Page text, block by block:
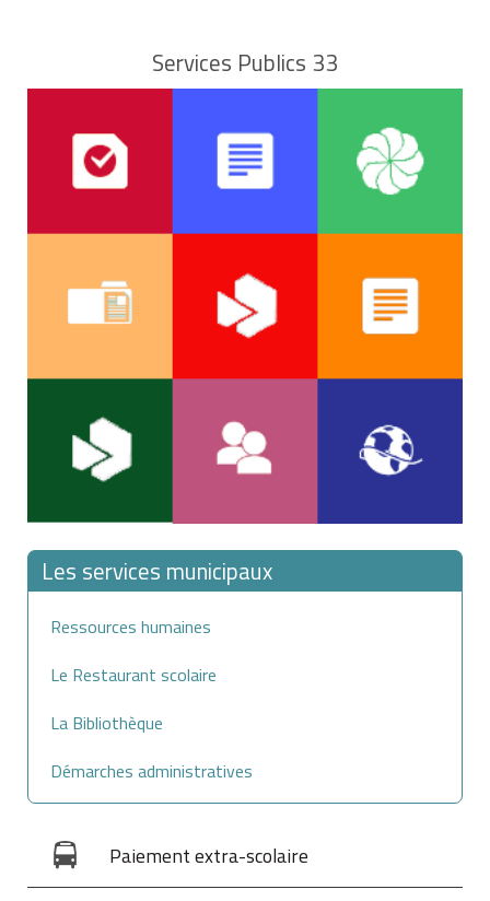
Services Publics 33
Les services municipaux
Ressources humaines
Le Restaurant scolaire
La Bibliothèque
Démarches administratives
Paiement extra-scolaire